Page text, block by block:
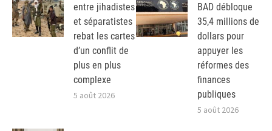
entre jihadistes
et séparatistes
rebat les cartes
d’un conflit de
plus en plus
complexe
5 août 2026
BAD débloque
35,4 millions de
dollars pour
appuyer les
réformes des
finances
publiques
5 août 2026